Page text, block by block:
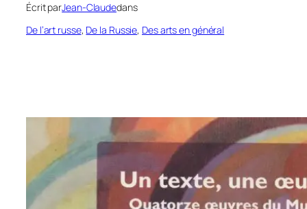
Écrit parJean-Claudedans
De l’art russe, De la Russie, Des arts en général